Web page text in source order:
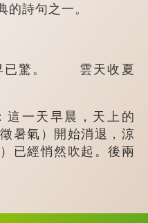
的詩句之一。
已驚。 雲天收夏
一天早晨，天上的
暑氣）開始消退，涼
已經悄然吹起。後兩